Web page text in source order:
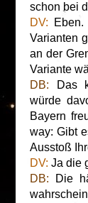
schon bei
DV:
Varianten
an der
Variante
DB: Das
würde
Bayern
way: Gibt
Ausstoß
DV: Ja die
DB: Die